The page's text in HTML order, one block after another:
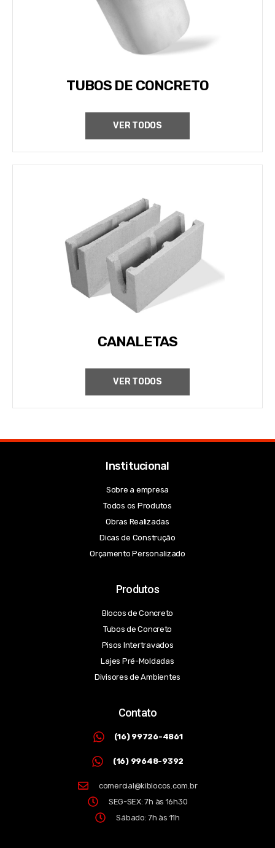
TUBOS DE CONCRETO
VER TODOS
CANALETAS
VER TODOS
Institucional
Sobre a empresa
Todos os Produtos
Obras Realizadas
Dicas de Construção
Orçamento Personalizado
Produtos
Blocos de Concreto
Tubos de Concreto
Pisos Intertravados
Lajes Pré-Moldadas
Divisores de Ambientes
Contato
(16) 99726-4861
(16) 99648-9392
comercial@kiblocos.com.br
SEG-SEX: 7h às 16h30
Sábado: 7h às 11h